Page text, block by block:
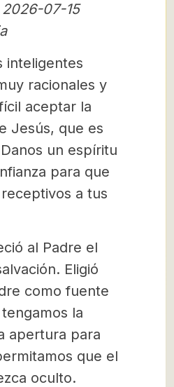
07-15
inteligentes
racionales y
aceptar la
Jesús, que es
un espíritu
para que
a tus
al Padre el
Eligió
como fuente
la
apertura para
que el
oculto.